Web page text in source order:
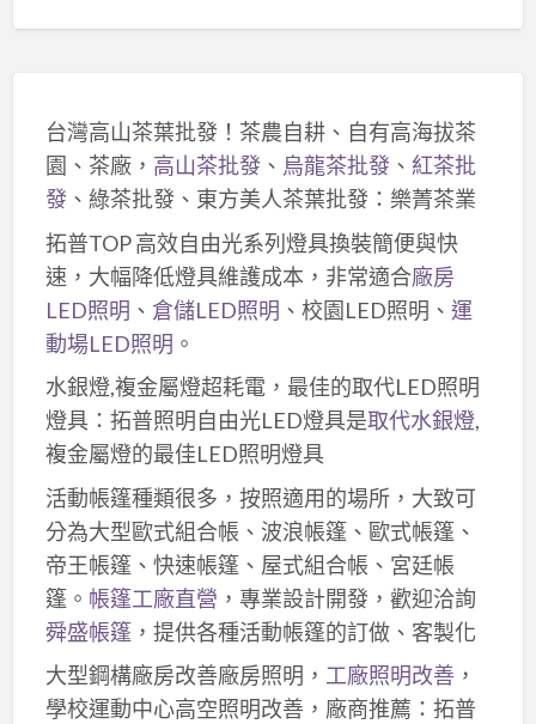
台灣高山茶葉批發！茶農自耕、自有高海拔茶
園、茶廠， 高山茶批發、 烏龍茶批發、 紅茶批
發、綠茶批發、東方美人茶葉批發：樂菁茶業
拓普TOP 高效自由光系列燈具換裝簡便與快
速，大幅降低燈具維護成本，非常適合廠房
LED照明 、 倉儲LED照明 、校園LED照明、 運
動場LED照明 。
水銀燈,複金屬燈超耗電，最佳的取代LED照明
燈具：拓普照明自由光LED燈具是取代水銀燈,
複金屬燈的最佳LED照明燈具
活動帳篷種類很多，按照適用的場所，大致可
分為大型歐式組合帳、波浪帳篷、歐式帳篷、
帝王帳篷、快速帳篷、屋式組合帳、宮廷帳
篷。 帳篷工廠直營 ，專業設計開發，歡迎洽詢
舜盛帳篷，提供各種活動帳篷的訂做、客製化
大型鋼構廠房改善廠房照明， 工廠照明改善，
學校運動中心高空照明改善，廠商推薦：拓普